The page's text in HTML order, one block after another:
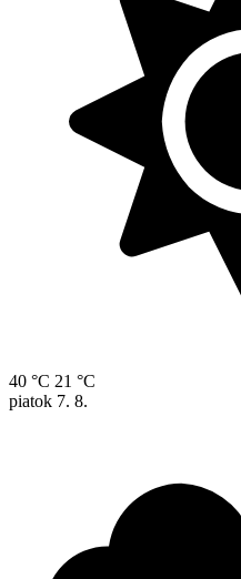
40 °C 21 °C
piatok 7. 8.